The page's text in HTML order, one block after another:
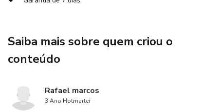
Saiba mais sobre quem criou o
conteúdo
Rafael marcos
3 Ano Hotmarter